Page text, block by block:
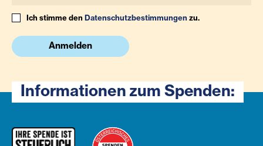
Ich stimme denDatenschutzbestimmungenzu.
Anmelden
Informationen zum Spenden: